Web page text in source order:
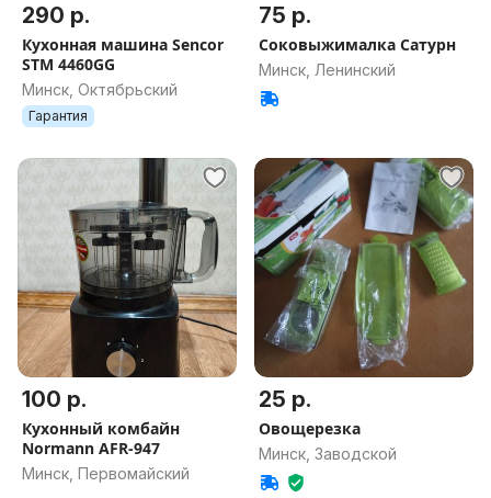
290 р.
Кухонная машина Sencor
STM 4460GG
Минск, Октябрьский
Гарантия
75 р.
Соковыжималка Сатурн
Минск, Ленинский
100 р.
Кухонный комбайн
Normann AFR-947
Минск, Первомайский
25 р.
Овощерезка
Минск, Заводской